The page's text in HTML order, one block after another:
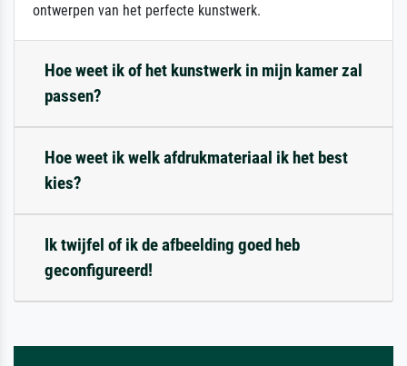
ontwerpen van het perfecte kunstwerk.
Hoe weet ik of het kunstwerk in mijn kamer zal
passen?
Hoe weet ik welk afdrukmateriaal ik het best
kies?
Ik twijfel of ik de afbeelding goed heb
geconfigureerd!